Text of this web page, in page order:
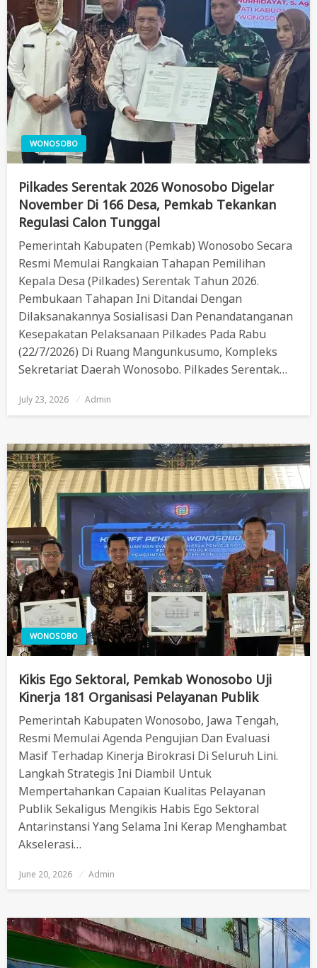
WONOSOBO
Pilkades Serentak 2026 Wonosobo Digelar
November Di 166 Desa, Pemkab Tekankan
Regulasi Calon Tunggal
Pemerintah Kabupaten (Pemkab) Wonosobo Secara
Resmi Memulai Rangkaian Tahapan Pemilihan
Kepala Desa (Pilkades) Serentak Tahun 2026.
Pembukaan Tahapan Ini Ditandai Dengan
Dilaksanakannya Sosialisasi Dan Penandatanganan
Kesepakatan Pelaksanaan Pilkades Pada Rabu
(22/7/2026) Di Ruang Mangunkusumo, Kompleks
Sekretariat Daerah Wonosobo. Pilkades Serentak…
Posted
On
July 23, 2026 Admin
WONOSOBO
Kikis Ego Sektoral, Pemkab Wonosobo Uji
Kinerja 181 Organisasi Pelayanan Publik
Pemerintah Kabupaten Wonosobo, Jawa Tengah,
Resmi Memulai Agenda Pengujian Dan Evaluasi
Masif Terhadap Kinerja Birokrasi Di Seluruh Lini.
Langkah Strategis Ini Diambil Untuk
Mempertahankan Capaian Kualitas Pelayanan
Publik Sekaligus Mengikis Habis Ego Sektoral
Antarinstansi Yang Selama Ini Kerap Menghambat
Akselerasi…
Posted
June 20, 2026 Admin